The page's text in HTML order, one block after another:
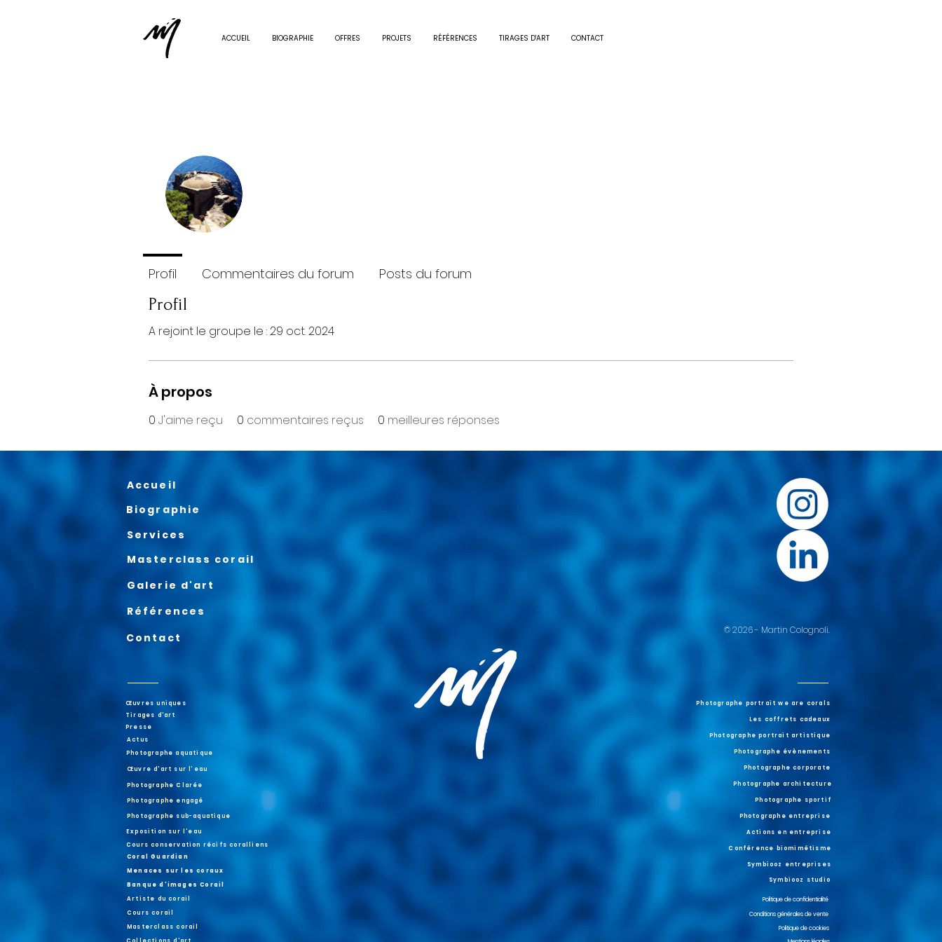
ACCUEIL BIOGRAPHIE OFFRES PROJETS RÉFÉRENCES TIRAGES D'ART CONTACT
Profil
A rejoint le groupe le : 29 oct. 2024
À propos
0 J'aime reçu 0 commentaires reçus 0 meilleures réponses
Profil Commentaires du forum Posts du forum
Accueil
Biographie
Services
Masterclass corail
Galerie d'art
Références
Contact
Œuvres uniques
Tirages d'art
Presse
Actus
Photographe aquatique
Œuvre d'art sur l’eau
Photographe Clarée
Photographe engagé
Photographe sub-aquatique
Exposition sur l'eau
Cours conservation récifs coralliens
Coral Guardian
Menaces sur les coraux
Banque d'images Corail
Artiste du corail
Cours corail
Masterclass corail
© 2026 - Martin Colognoli.
Photographe portrait we are corals
Les coffrets cadeaux
Photographe portrait artistique
Photographe évènements
Photographe corporate
Photographe architecture
Photographe sportif
Photographe entreprise
Actions en entreprise
Conférence biomimétisme
Symbiooz entreprises
Symbiooz studio
Politique de confidentialité
Conditions générales de vente
Politique de cookies